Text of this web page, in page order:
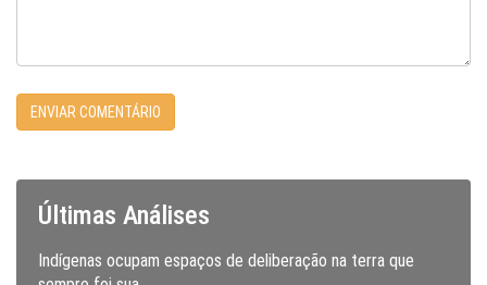
Últimas Análises
Indígenas ocupam espaços de deliberação na terra que